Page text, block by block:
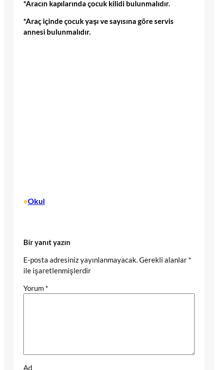
*Aracın kapılarında çocuk kilidi bulunmalıdır.
*Araç içinde çocuk yaşı ve sayısına göre servis
annesi bulunmalıdır.
•Okul
Bir yanıt yazın
E-posta adresiniz yayınlanmayacak.Gerekli alanlar *
ile işaretlenmişlerdir
Yorum *
Ad